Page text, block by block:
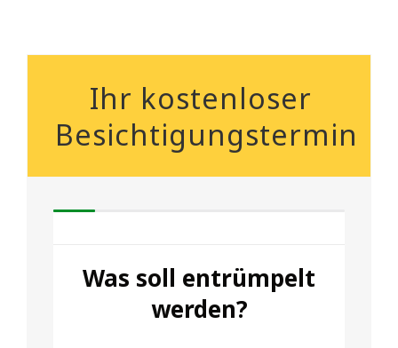
Ihr kostenloser
Besichtigungstermin